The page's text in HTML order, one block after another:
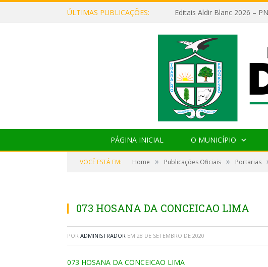
ÚLTIMAS PUBLICAÇÕES: Editais Aldir Blanc 2026 –
PÁGINA INICIAL O MUNICÍPIO
VOCÊ ESTÁ EM: Home » Publicações Oficiais » Portarias
073 HOSANA DA CONCEICAO LIMA
POR ADMINISTRADOR EM 28 DE SETEMBRO DE 2020
073 HOSANA DA CONCEICAO LIMA